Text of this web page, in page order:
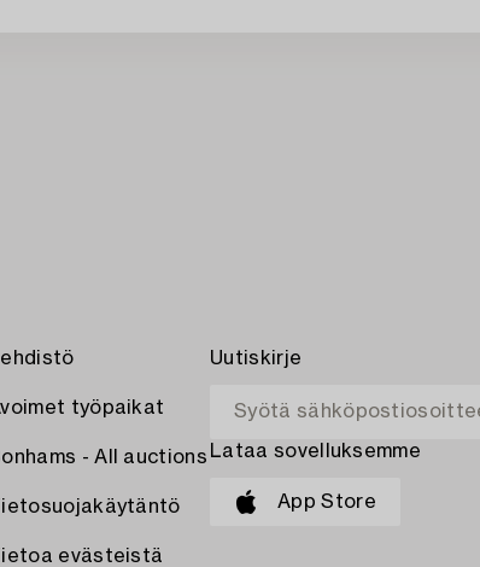
työpaikat
- All auctions
evästeistä
Uutiskirje
Lataa sovelluksemme
App Store